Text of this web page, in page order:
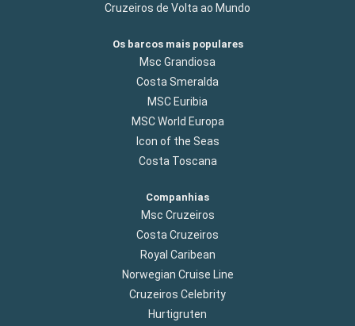
Cruzeiros de Volta ao Mundo
Os barcos mais populares
Msc Grandiosa
Costa Smeralda
MSC Euribia
MSC World Europa
Icon of the Seas
Costa Toscana
Companhias
Msc Cruzeiros
Costa Cruzeiros
Royal Caribean
Norwegian Cruise Line
Cruzeiros Celebrity
Hurtigruten